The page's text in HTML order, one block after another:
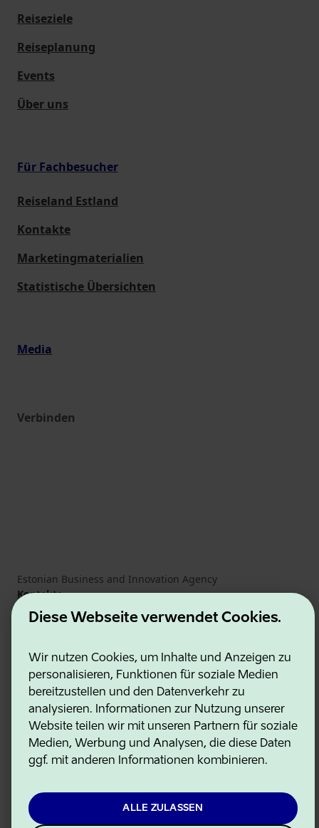
Diese Webseite verwendet Cookies.
Wir nutzen Cookies, um Inhalte und Anzeigen zu
personalisieren, Funktionen für soziale Medien
bereitzustellen und den Datenverkehr zu
analysieren. Informationen zur Nutzung unserer
Website teilen wir mit unseren Partnern für soziale
Medien, Werbung und Analysen, die diese Daten
ggf. mit anderen Informationen kombinieren.
ALLE ZULASSEN
Reiseziele
Reiseplanung
Events
Über uns
Für Fachbesucher
Reiseland Estland
Kontakte
Marketingmaterialien
Statistische Übersichten
Media
Verbinden
Estonian Business and Innovation Agency
Kontakte
Kooperationspartner
Nutzungsbedingungen